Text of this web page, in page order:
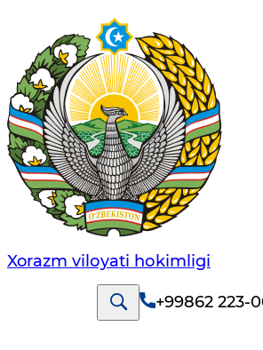
Xorazm vilоyati hоkimligi
+99862 223-